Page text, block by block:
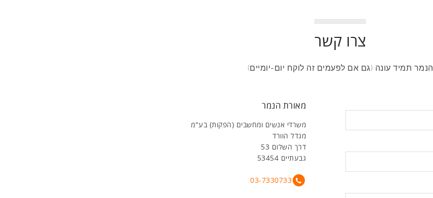
צרו קשר
הנמר תמיד עונה (גם אם לפעמים זה לוקח יום-יומיים)
מאורת הנמר
משרדי אנשים ומחשבים (הפקות) בע"מ
מגדל הוורד
דרך השלום 53
גבעתיים 53454
03-7330733